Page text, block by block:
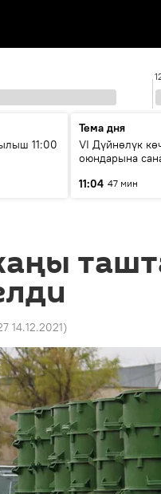
11:00
Тема дня
VI Дүйнөлүк
оюндарына
этапка жетти?
11:04 47 мин
14.12.2021)